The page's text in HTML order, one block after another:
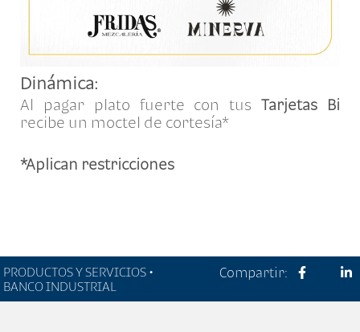
Dinámica:
Al pagar plato fuerte con tusTarjetas Bi
recibe un moctel de cortesía*
*Aplican restricciones
PRODUCTOS Y SERVICIOS •
BANCO INDUSTRIAL
Compartir: